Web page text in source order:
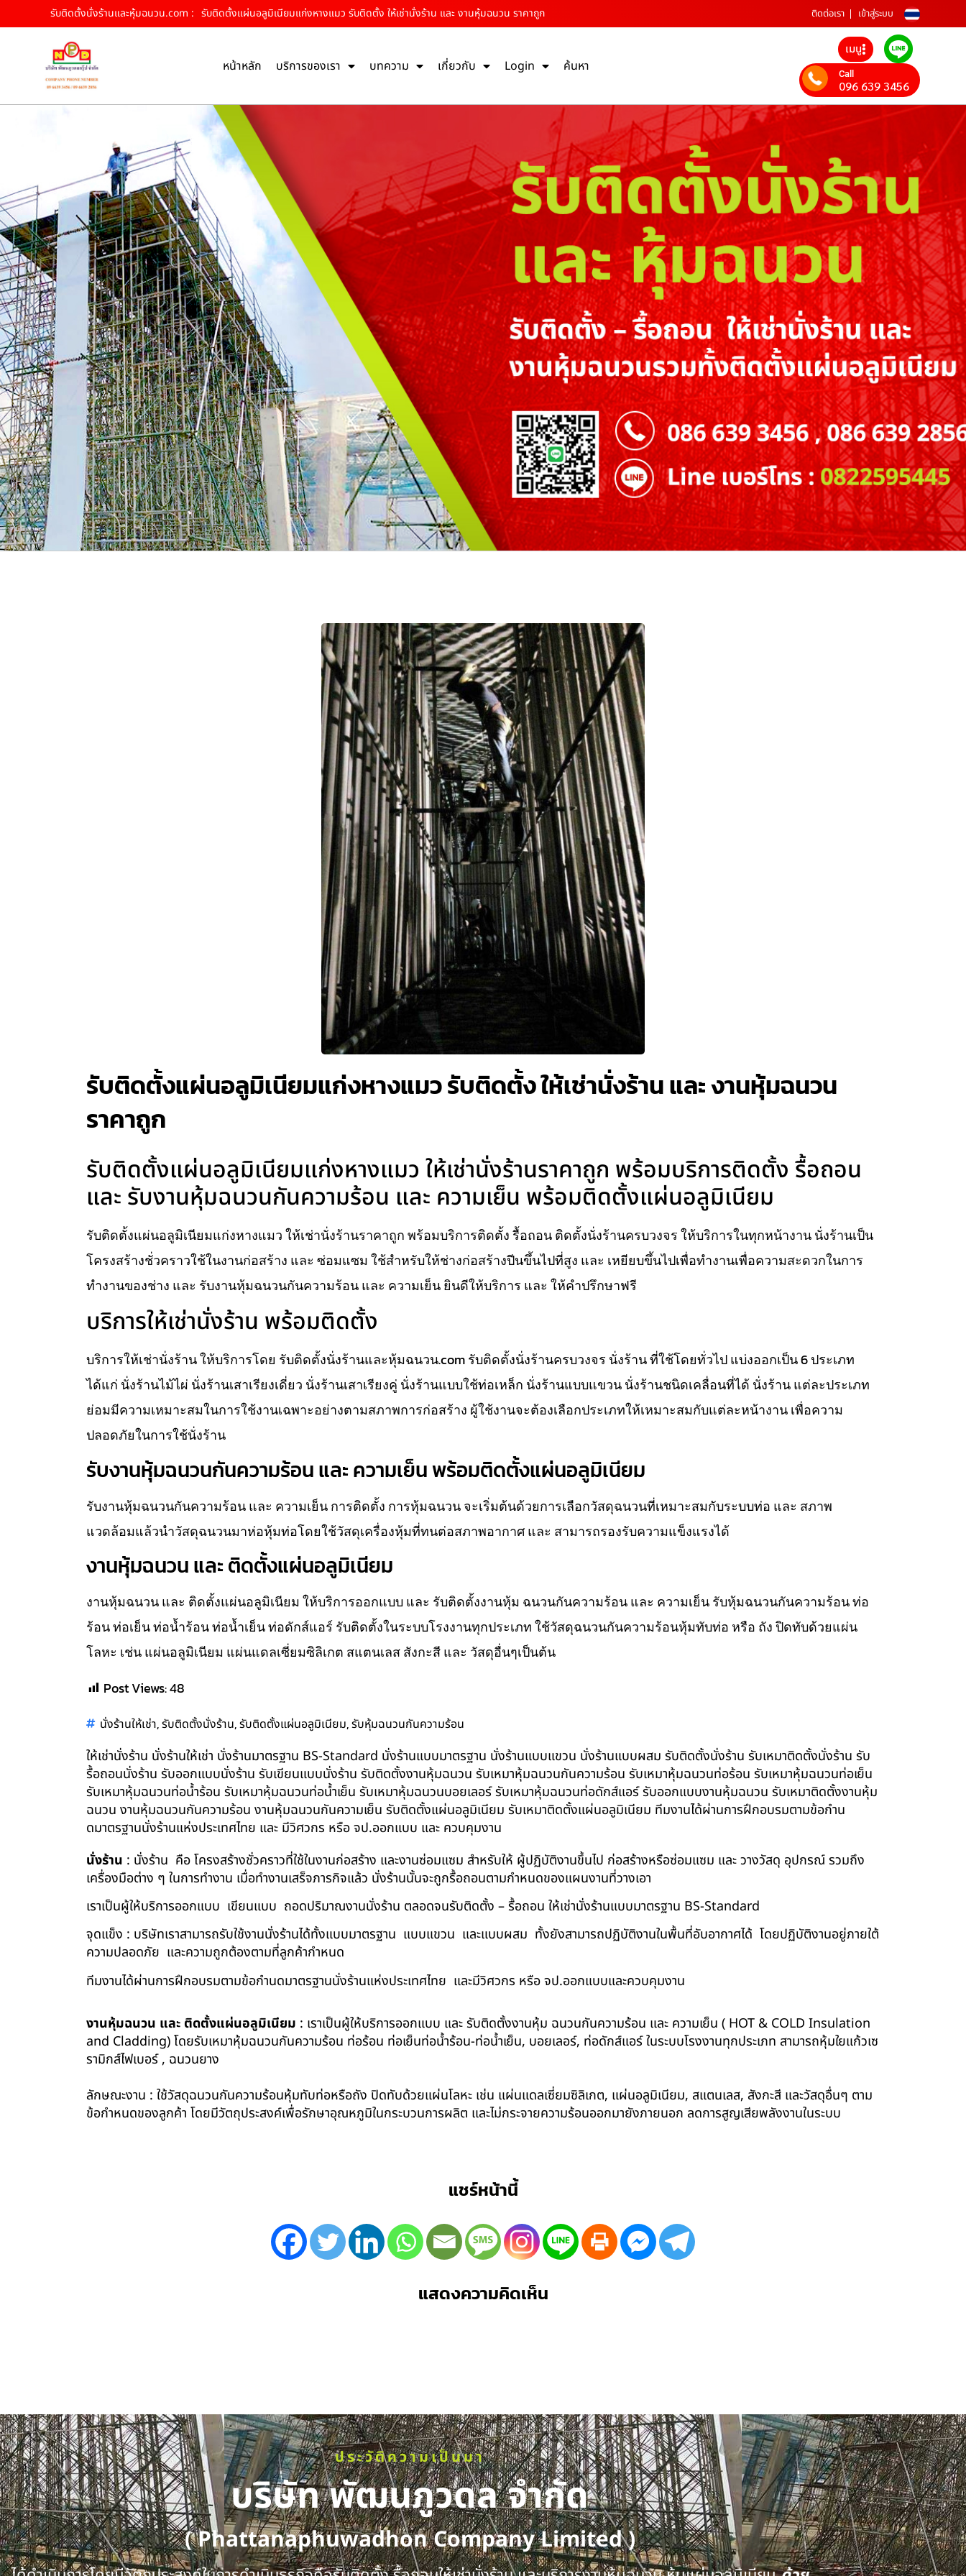
รับติดตั้งนั่งร้านและหุ้มฉนวน.com : รับติดตั้งแผ่นอลูมิเนียมแก่งหางแมว รับติดตั้ง ให้เช่านั่งร้าน และ งานหุ้มฉนวน ราคาถูก ติดต่อเรา เข้าสู่ระบบ
หน้าหลัก บริการของเรา บทความ เกี่ยวกับ Login ค้นหา
เมนู
Call
096 639 3456
รับติดตั้งแผ่นอลูมิเนียมแก่งหางแมว รับติดตั้ง ให้เช่านั่งร้าน และ งานหุ้มฉนวน
ราคาถูก
รับติดตั้งแผ่นอลูมิเนียมแก่งหางแมว ให้เช่านั่งร้านราคาถูก พร้อมบริการติดตั้ง รื้อถอน
และ รับงานหุ้มฉนวนกันความร้อน และ ความเย็น พร้อมติดตั้งแผ่นอลูมิเนียม
รับติดตั้งแผ่นอลูมิเนียมแก่งหางแมว ให้เช่านั่งร้านราคาถูก พร้อมบริการติดตั้ง รื้อถอน ติดตั้งนั่งร้านครบวงจร ให้บริการในทุกหน้างาน นั่งร้านเป็น
โครงสร้างชั่วคราวใช้ในงานก่อสร้าง และ ซ่อมแซม ใช้สำหรับให้ช่างก่อสร้างปีนขึ้นไปที่สูง และ เหยียบขึ้นไปเพื่อทำงานเพื่อความสะดวกในการ
ทำงานของช่าง และ รับงานหุ้มฉนวนกันความร้อน และ ความเย็น ยินดีให้บริการ และ ให้คำปรึกษาฟรี
บริการให้เช่านั่งร้าน พร้อมติดตั้ง
บริการให้เช่านั่งร้าน ให้บริการโดย รับติดตั้งนั่งร้านและหุ้มฉนวน.com รับติดตั้งนั่งร้านครบวงจร นั่งร้าน ที่ใช้โดยทั่วไป แบ่งออกเป็น 6 ประเภท
ได้แก่ นั่งร้านไม้ไผ่ นั่งร้านเสาเรียงเดี่ยว นั่งร้านเสาเรียงคู่ นั่งร้านแบบใช้ท่อเหล็ก นั่งร้านแบบแขวน นั่งร้านชนิดเคลื่อนที่ได้ นั่งร้าน แต่ละประเภท
ย่อมมีความเหมาะสมในการใช้งานเฉพาะอย่างตามสภาพการก่อสร้าง ผู้ใช้งานจะต้องเลือกประเภทให้เหมาะสมกับแต่ละหน้างาน เพื่อความ
ปลอดภัยในการใช้นั่งร้าน
รับงานหุ้มฉนวนกันความร้อน และ ความเย็น พร้อมติดตั้งแผ่นอลูมิเนียม
รับงานหุ้มฉนวนกันความร้อน และ ความเย็น การติดตั้ง การหุ้มฉนวน จะเริ่มต้นด้วยการเลือกวัสดุฉนวนที่เหมาะสมกับระบบท่อ และ สภาพ
แวดล้อมแล้วนำวัสดุฉนวนมาห่อหุ้มท่อโดยใช้วัสดุเครื่องหุ้มที่ทนต่อสภาพอากาศ และ สามารถรองรับความแข็งแรงได้
งานหุ้มฉนวน และ ติดตั้งแผ่นอลูมิเนียม
งานหุ้มฉนวน และ ติดตั้งแผ่นอลูมิเนียม ให้บริการออกแบบ และ รับติดตั้งงานหุ้ม ฉนวนกันความร้อน และ ความเย็น รับหุ้มฉนวนกันความร้อน ท่อ
ร้อน ท่อเย็น ท่อน้ำร้อน ท่อน้ำเย็น ท่อดักส์แอร์ รับติดตั้งในระบบโรงงานทุกประเภท ใช้วัสดุฉนวนกันความร้อนหุ้มทับท่อ หรือ ถัง ปิดทับด้วยแผ่น
โลหะ เช่น แผ่นอลูมิเนียม แผ่นแดลเซี่ยมซิลิเกต สแตนเลส สังกะสี และ วัสดุอื่นๆเป็นต้น
Post Views:48
นั่งร้านให้เช่า,รับติดตั้งนั่งร้าน,รับติดตั้งแผ่นอลูมิเนียม,รับหุ้มฉนวนกันความร้อน
ให้เช่านั่งร้าน นั่งร้านให้เช่า นั่งร้านมาตรฐาน BS-Standard นั่งร้านแบบมาตรฐาน นั่งร้านแบบแขวน นั่งร้านแบบผสม รับติดตั้งนั่งร้าน รับเหมาติดตั้งนั่งร้าน รับ
รื้อถอนนั่งร้าน รับออกแบบนั่งร้าน รับเขียนแบบนั่งร้าน รับติดตั้งงานหุ้มฉนวน รับเหมาหุ้มฉนวนกันความร้อน รับเหมาหุ้มฉนวนท่อร้อน รับเหมาหุ้มฉนวนท่อเย็น
รับเหมาหุ้มฉนวนท่อน้ำร้อน รับเหมาหุ้มฉนวนท่อน้ำเย็น รับเหมาหุ้มฉนวนบอยเลอร์ รับเหมาหุ้มฉนวนท่อดักส์แอร์ รับออกแบบงานหุ้มฉนวน รับเหมาติดตั้งงานหุ้ม
ฉนวน งานหุ้มฉนวนกันความร้อน งานหุ้มฉนวนกันความเย็น รับติดตั้งแผ่นอลูมิเนียม รับเหมาติดตั้งแผ่นอลูมิเนียม ทีมงานได้ผ่านการฝึกอบรมตามข้อกำน
ดมาตรฐานนั่งร้านแห่งประเทศไทย และ มีวิศวกร หรือ จป.ออกแบบ และ ควบคุมงาน
นั่งร้าน : นั่งร้าน คือ โครงสร้างชั่วคราวที่ใช้ในงานก่อสร้าง และงานซ่อมแซม สำหรับให้ ผู้ปฏิบัติงานขึ้นไป ก่อสร้างหรือซ่อมแซม และ วางวัสดุ อุปกรณ์ รวมถึง
เครื่องมือต่าง ๆ ในการทำงาน เมื่อทำงานเสร็จภารกิจแล้ว นั่งร้านนั้นจะถูกรื้อถอนตามกำหนดของแผนงานที่วางเอา
เราเป็นผู้ให้บริการออกแบบ เขียนแบบ ถอดปริมาณงานนั่งร้าน ตลอดจนรับติดตั้ง – รื้อถอน ให้เช่านั่งร้านแบบมาตรฐาน BS-Standard
จุดแข็ง : บริษัทเราสามารถรับใช้งานนั่งร้านได้ทั้งแบบมาตรฐาน แบบแขวน และแบบผสม ทั้งยังสามารถปฏิบัติงานในพื้นที่อับอากาศได้ โดยปฏิบัติงานอยู่ภายใต้
ความปลอดภัย และความถูกต้องตามที่ลูกค้ากำหนด
ทีมงานได้ผ่านการฝึกอบรมตามข้อกำนดมาตรฐานนั่งร้านแห่งประเทศไทย และมีวิศวกร หรือ จป.ออกแบบและควบคุมงาน
งานหุ้มฉนวน และ ติดตั้งแผ่นอลูมิเนียม : เราเป็นผู้ให้บริการออกแบบ และ รับติดตั้งงานหุ้ม ฉนวนกันความร้อน และ ความเย็น ( HOT & COLD Insulation
and Cladding) โดยรับเหมาหุ้มฉนวนกันความร้อน ท่อร้อน ท่อเย็นท่อน้ำร้อน-ท่อน้ำเย็น, บอยเลอร์, ท่อดักส์แอร์ ในระบบโรงงานทุกประเภท สามารถหุ้มใยแก้วเซ
รามิกส์ไฟเบอร์ , ฉนวนยาง
ลักษณะงาน : ใช้วัสดุฉนวนกันความร้อนหุ้มทับท่อหรือถัง ปิดทับด้วยแผ่นโลหะ เช่น แผ่นแดลเซี่ยมซิลิเกต, แผ่นอลูมิเนียม, สแตนเลส, สังกะสี และวัสดุอื่นๆ ตาม
ข้อกำหนดของลูกค้า โดยมีวัตถุประสงค์เพื่อรักษาอุณหภูมิในกระบวนการผลิต และไม่กระจายความร้อนออกมายังภายนอก ลดการสูญเสียพลังงานในระบบ
แชร์หน้านี้
แสดงความคิดเห็น
ประวัติความเป็นมา
บริษัท พัฒนภูวดล จำกัด
( Phattanaphuwadhon Company Limited )